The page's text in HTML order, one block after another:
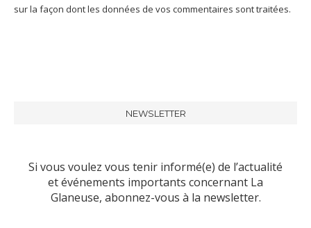
sur la façon dont les données de vos commentaires sont traitées.
NEWSLETTER
Si vous voulez vous tenir informé(e) de l’actualité
et événements importants concernant La
Glaneuse, abonnez-vous à la newsletter.